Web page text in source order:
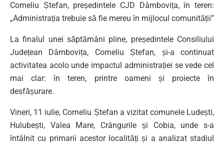
Corneliu Ștefan, președintele CJD Dâmbovița, în teren:
„Administrația trebuie să fie mereu în mijlocul comunității”
La finalul unei săptămâni pline, președintele Consiliului
Județean Dâmbovița, Corneliu Ștefan, și-a continuat
activitatea acolo unde impactul administrației se vede cel
mai clar: în teren, printre oameni și proiecte în
desfășurare.
Vineri, 11 iulie, Corneliu Ștefan a vizitat comunele Ludești,
Hulubești, Valea Mare, Crângurile și Cobia, unde s-a
întâlnit cu primarii acestor localități și a analizat stadiul